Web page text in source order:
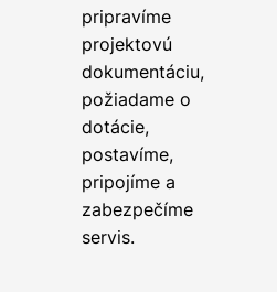
pripravíme
projektovú
dokumentáciu,
požiadame o
dotácie,
postavíme,
pripojíme a
zabezpečíme
servis.